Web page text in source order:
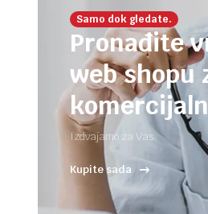
Samo dok gledate.
Pronađite
web shopu
Izdvajamo za Vas.
Kupite sada